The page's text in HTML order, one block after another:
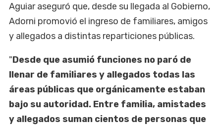
Aguiar aseguró que, desde su llegada al Gobierno,
Adorni promovió el ingreso de familiares, amigos
y allegados a distintas reparticiones públicas.
"Desde que asumió funciones no paró de
llenar de familiares y allegados todas las
áreas públicas que orgánicamente estaban
bajo su autoridad. Entre familia, amistades
y allegados suman cientos de personas que